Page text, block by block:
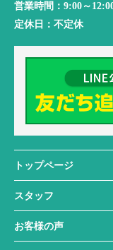
営業時間： 9:00～
定休日： 不定休
トップページ
スタッフ
お客様の声